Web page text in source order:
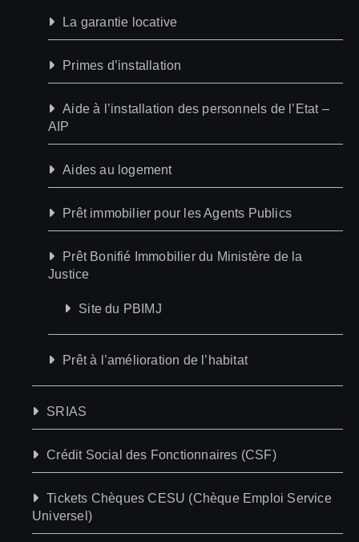
La garantie locative
Primes d’installation
Aide à l’installation des personnels de l’Etat –
AIP
Aides au logement
Prêt immobilier pour les Agents Publics
Prêt Bonifié Immobilier du Ministère de la
Justice
Site du PBIMJ
Prêt à l’amélioration de l’habitat
SRIAS
Crédit Social des Fonctionnaires (CSF)
Tickets Chèques CESU (Chèque Emploi Service
Universel)